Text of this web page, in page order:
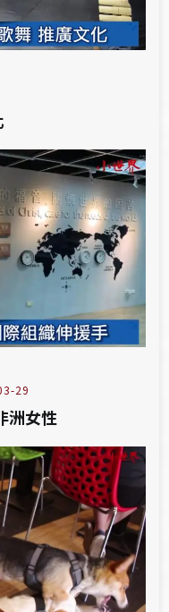
29
洲女性